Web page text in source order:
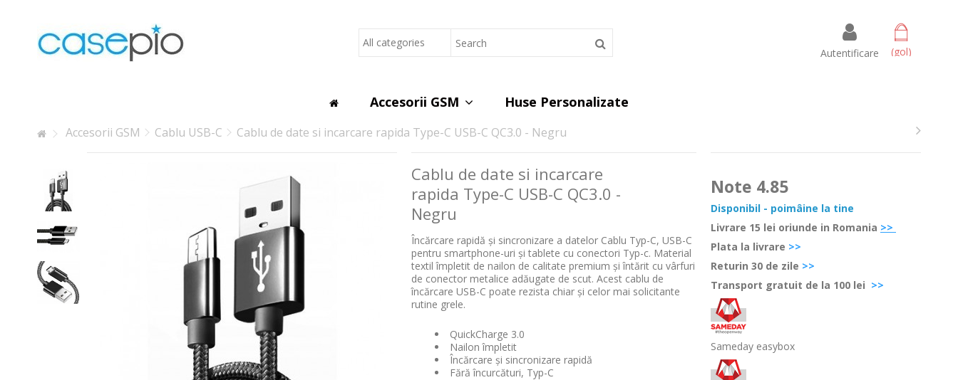
Lorem ipsum dolor sit amet, consectetur adipisicing elit, sed do eiusmod tempor incididunt ut
labore et dolore magna aliqua. Ut enim ad minim veniam, quis nostrud exercitation ullamco
laboris nisi ut aliquip ex ea commodo consequat.
Lorem ipsum dolor sit amet, consectetur adipisicing elit, sed do eiusmod tempor incididunt ut
labore et dolore magna aliqua. Ut enim ad minim veniam, quis nostrud exercitation ullamco
(gol)
Autentificare
Accesorii GSM Huse Personalizate
Accesorii GSM Cablu USB-C Cablu de date si incarcare rapida Type-C USB-C QC3.0 - Negru
Cablu de date si incarcare
rapida Type-C USB-C QC3.0 -
Negru
Încărcare rapidă și sincronizare a datelor Cablu Typ-C, USB-C
pentru smartphone-uri și tablete cu conectori Typ-c. Material
textil împletit de nailon de calitate premium și întărit cu vârfuri
de conector metalice adăugate de scut. Acest cablu de
încărcare USB-C poate rezista chiar și celor mai solicitante
rutine grele.
QuickCharge 3.0
Nailon împletit
Încărcare și sincronizare rapidă
Fără încurcături, Typ-C
Note 4.85
Disponibil - poimâine la tine
Livrare 15 lei oriunde in Romania >>
Plata la livrare >>
Returin 30 de zile >>
Transport gratuit de la 100 lei >>
Sameday easybox